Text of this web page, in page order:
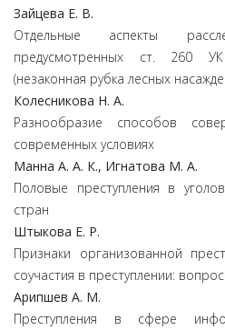
Зайцева Е. В.
Отдельные аспекты
предусмотренных ст. 260
(незаконная рубка лесных
Колесникова Н. А.
Разнообразие способов
современных условиях
Манна А. А. К., Игнатова М. А.
Половые преступления в
стран
Штыкова Е. Р.
Признаки организованной
соучастия в преступлении:
Арипшев А. М.
Преступления в сфере